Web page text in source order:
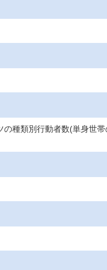
種類別行動者数(単身世